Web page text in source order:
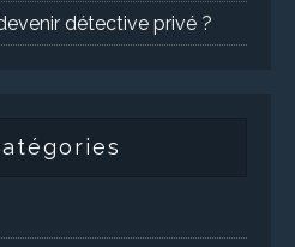
détective privé ?